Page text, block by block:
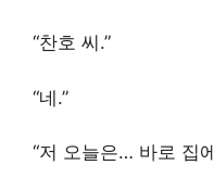
“찬호 씨.”
“네.”
“저 오늘은… 바로 집